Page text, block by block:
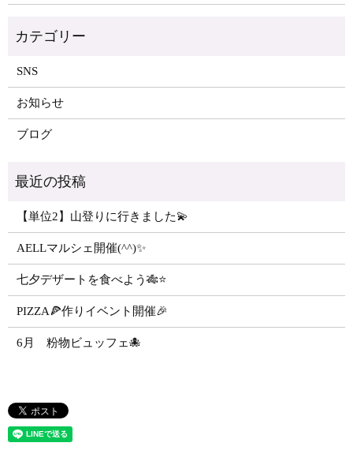
SNS
お知らせ
ブログ
【単位2】山登りに行きました💫
AELLマルシェ開催(^^)✨
七夕デザートを食べよう🎋⭐️
PIZZA🍕作りイベント開催🎉
6月 粉物ビュッフェ🐙